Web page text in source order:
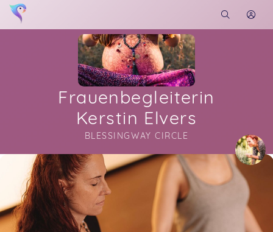
Frauenbegleiterin
Kerstin Elvers
BLESSINGWAY CIRCLE
Soon you will learn more about me here...